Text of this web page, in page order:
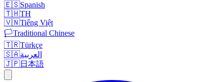
🇪🇸Spanish
🇹🇭TH
🇻🇳Tiếng Việt
🏳️Traditional Chinese
🇹🇷Türkçe
🇸🇦العربية
🇯🇵日本語